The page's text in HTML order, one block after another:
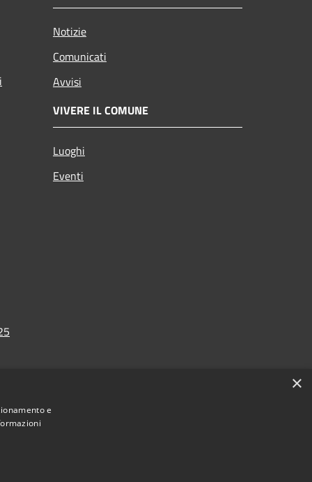
Notizie
Comunicati
Avvisi
VIVERE IL COMUNE
Luoghi
Eventi
×
e